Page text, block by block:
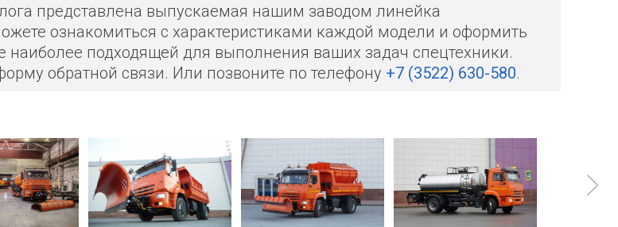
представлена выпускаемая нашим заводом линейка
ознакомиться с характеристиками каждой модели и оформить
наиболее подходящей для выполнения ваших задач спецтехники.
обратной связи. Или позвоните по телефону +7 (3522) 630-580.